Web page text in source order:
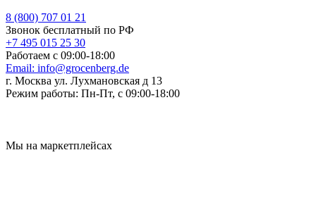
8 (800) 707 01 21
Звонок бесплатный по РФ
+7 495 015 25 30
Работаем с 09:00-18:00
Email: info@grocenberg.de
г. Москва ул. Лухмановская д 13
Режим работы: Пн-Пт, с 09:00-18:00
Мы на маркетплейсах